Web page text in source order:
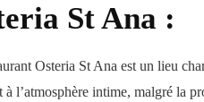
St Ana :
Osteria St Ana est un lieu
à l’atmosphère intime, malgré la